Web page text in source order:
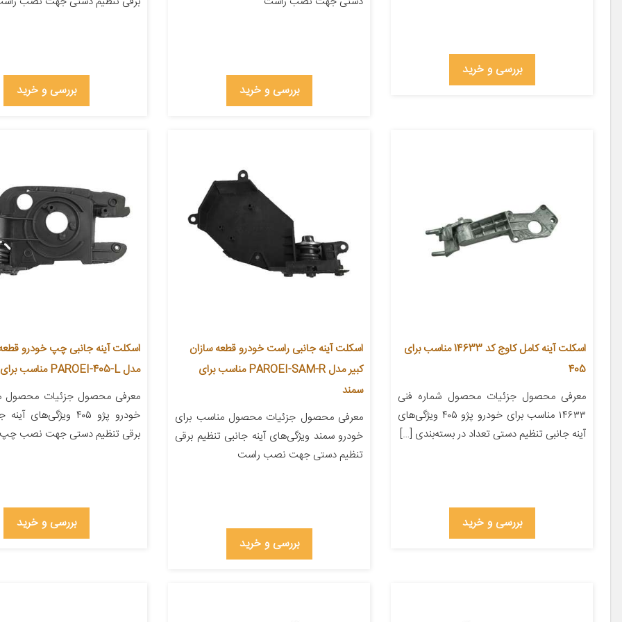
بررسی و خرید
بررسی و خرید بررسی و خرید
اسکلت آینه کامل کاوج کد 14633 مناسب برای
405
معرفی محصول جزئیات محصول شماره فنی
۱۴۶۳۳ مناسب برای خودرو پژو ۴۰۵ ویژگی‌های
آینه جانبی تنظیم دستی تعداد در بسته‌بندی […]
بررسی و خرید
اسکلت آینه جانبی راست خودرو قطعه سازان
کبیر مدل PAROEI-SAM-R مناسب برای
سمند
معرفی محصول جزئیات محصول مناسب برای
خودرو سمند ویژگی‌های آینه جانبی تنظیم برقی
تنظیم دستی جهت نصب راست
بررسی و خرید
اسکلت آینه جانبی چپ خودرو قطعه
مدل PAROEI-405-L مناسب برای پژو 405
معرفی محصول جزئیات محصول
خودرو پژو ۴۰۵ ویژگی‌های
برقی تنظیم دستی جهت نصب چپ
بررسی و خرید